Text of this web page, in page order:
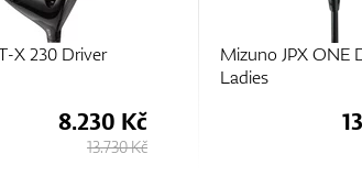
Mizuno JPX ONE Driver